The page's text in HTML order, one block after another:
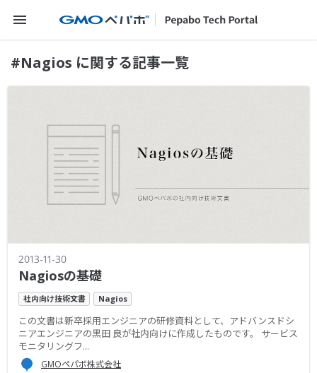
メニューを開く
#Nagios に関する記事一覧
2013-11-30
Nagiosの基礎
社内向け技術文書 Nagios
この文書は新卒採用エンジニアの研修資料として、アドバンスドシ
ニアエンジニアの黒田 良が社内向けに作成したものです。 サービス
モニタリングフ...
GMOペパボ株式会社